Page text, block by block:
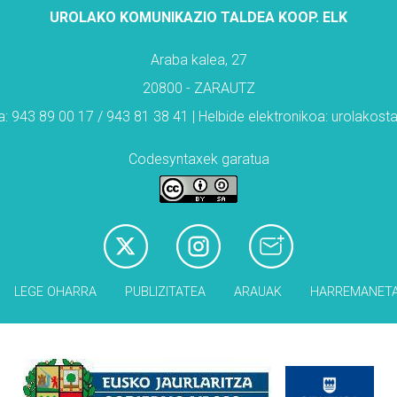
UROLAKO KOMUNIKAZIO TALDEA KOOP. ELK
Araba kalea, 27
20800 - ZARAUTZ
943 89 00 17 / 943 81 38 41 | Helbide elektronikoa:
Codesyntaxek garatua
LEGE OHARRA PUBLIZITATEA ARAUAK